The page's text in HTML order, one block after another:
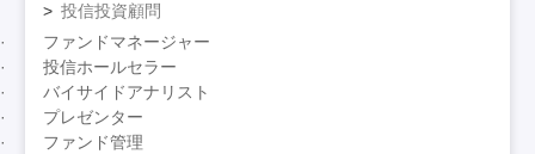
投信投資顧問
ファンドマネージャー
投信ホールセラー
バイサイドアナリスト
プレゼンター
ファンド管理